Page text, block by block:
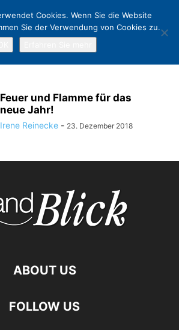
Feuer und Flamme für das
neue Jahr!
Irene Reinecke - 23. Dezember 2018
ABOUT US
FOLLOW US
Cookies. Wenn Sie die Website
Sie der Verwendung von Cookies zu.